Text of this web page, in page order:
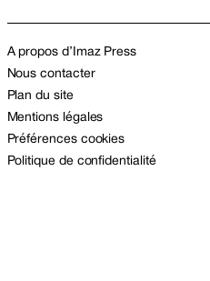
A propos d’Imaz Press
Nous contacter
Plan du site
Mentions légales
Préférences cookies
Politique de confidentialité